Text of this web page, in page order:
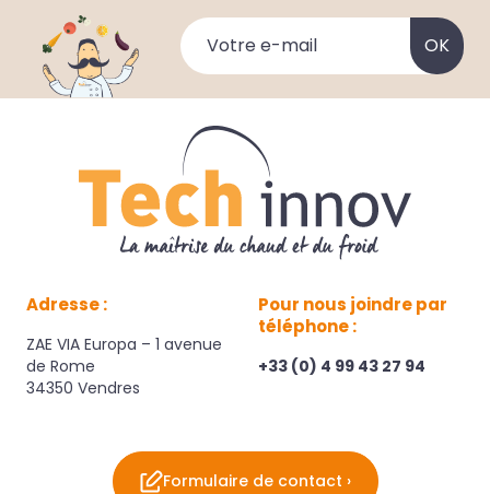
Adresse :
ZAE VIA Europa – 1 avenue
de Rome
34350 Vendres
Pour nous joindre par
téléphone :
+33 (0) 4 99 43 27 94
Formulaire de contact ›